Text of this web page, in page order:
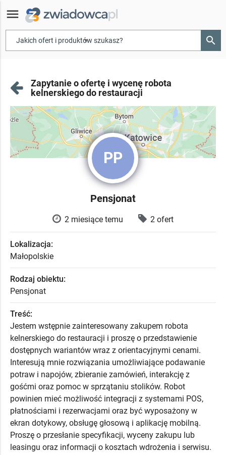
menu
▾ search
Zapytanie o ofertę i wycenę robota
kelnerskiego do restauracji
PP
Pensjonat
2 miesiące temu 2 ofert
Lokalizacja:
Małopolskie
Rodzaj obiektu:
Pensjonat
Treść:
Jestem wstępnie zainteresowany zakupem robota
kelnerskiego do restauracji i proszę o przedstawienie
dostępnych wariantów wraz z orientacyjnymi cenami.
Interesują mnie rozwiązania umożliwiające podawanie
potraw i napojów, zbieranie zamówień, interakcję z
gośćmi oraz pomoc w sprzątaniu stolików. Robot
powinien mieć możliwość integracji z systemami POS,
płatnościami i rezerwacjami oraz być wyposażony w
ekran dotykowy, obsługę głosową i aplikację mobilną.
Proszę o przesłanie specyfikacji, wyceny zakupu lub
leasingu oraz informacji o kosztach wdrożenia i serwisu.